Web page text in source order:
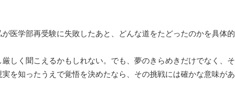
医学部再受験に失敗したあと、どんな道をたどったのかを具体的
しく聞こえるかもしれない。でも、夢のきらめきだけでなく、そ
を知ったうえで覚悟を決めたなら、その挑戦には確かな意味があ